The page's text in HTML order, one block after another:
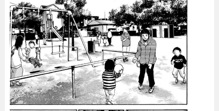
グルメ スキル
暮らし エンタメ
連載一覧